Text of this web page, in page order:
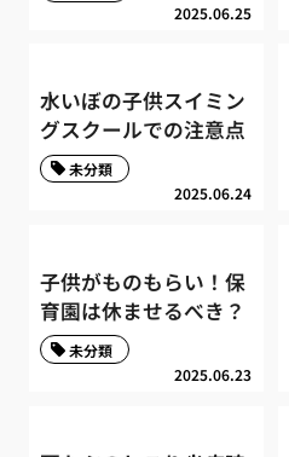
2025.06.25
水いぼの子供スイミン
グスクールでの注意点
2025.06.24
未分類
子供がものもらい！保
育園は休ませるべき？
2025.06.23
未分類